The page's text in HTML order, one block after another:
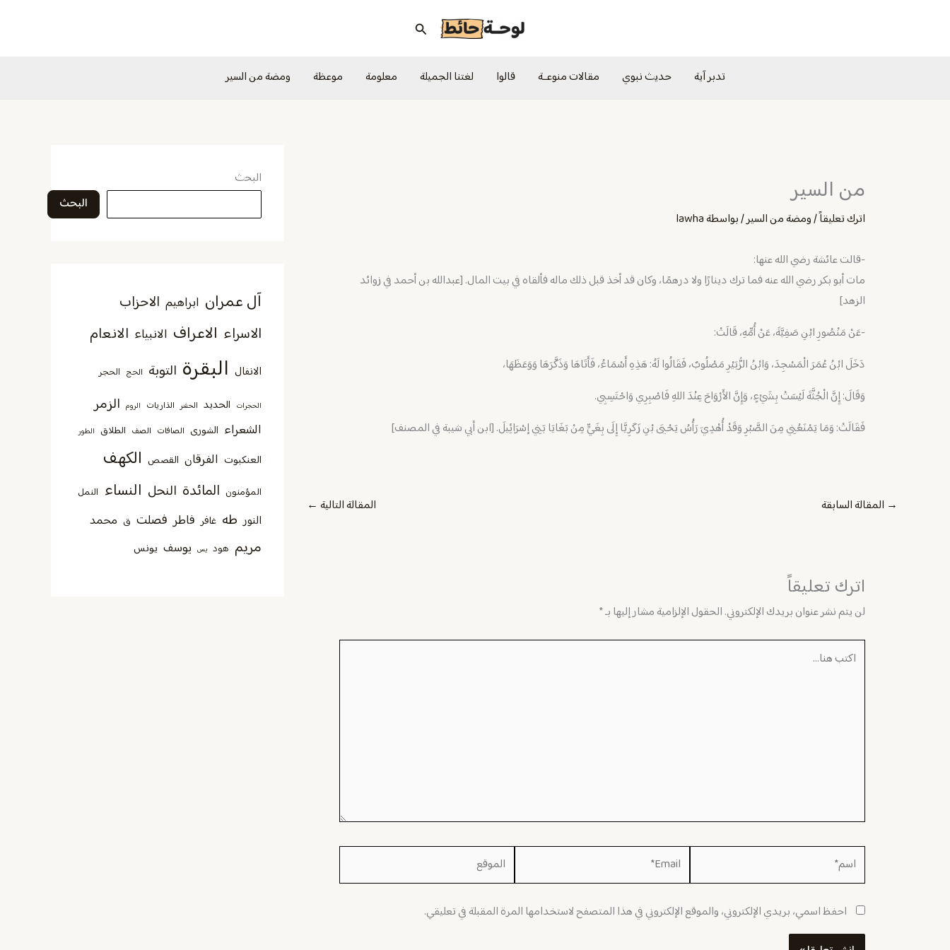
البحث
تدبر آية حديث نبوي مقالات منوعــة قالوا لغتنا الجميلة معلومة موعظة ومضة من السير
من السير
اترك تعليقاً/ومضة من السير/ بواسطةlawha
-قالت عائشة رضي الله عنها:
مات أبو بكر رضي الله عنه فما ترك دينارًا ولا درهمًا، وكان قد أخذ قبل ذلك ماله فألقاه في بيت المال. [عبدالله بن أحمد في زوائد
الزهد]
-عَنْ مَنْصُورِ ابْنِ صَفِيَّةَ، عَنْ أُمِّهِ، قَالَتْ:
دَخَلَ ابْنُ عُمَرَ الْمَسْجِدَ، وَابْنُ الزُّبَيْرِ مَصْلُوبٌ، فَقَالُوا لَهُ: هَذِهِ أَسْمَاءُ، فَأَتَاهَا وَذَكَّرَهَا وَوَعَظَهَا،
وَقَالَ: إِنَّ الْجُثَّةَ لَيْسَتْ بِشَيْءٍ، وَإِنَّ الأَرْوَاحَ عِنْدَ اللهِ فَاصْبِرِي وَاحْتَسِبِي.
فَقَالَتْ: وَمَا يَمْنَعُنِي مِنَ الصَّبْرِ وَقَدْ أُهْدِيَ رَأْسُ يَحْيَى بْنِ زَكَرِيَّا إِلَى بِغَيٍّ مِنْ بَغَايَا بَنِي إسْرَائِيلَ. [ابن أبي شيبة في المصنف]
→ المقالة السابقة المقالة التالية ←
اترك تعليقاً
لن يتم نشر عنوان بريدك الإلكتروني.الحقول الإلزامية مشار إليها بـ*
اكتب
اسم* Email* الموقع
احفظ اسمي، بريدي الإلكتروني، والموقع الإلكتروني في هذا المتصفح لاستخدامها المرة المقبلة في تعليقي.
البحث
البحث
آل عمران ابراهيم الاحزاب
الاسراء الاعراف الانبياء الانعام
الانفال البقرة التوبة الحج الحجر
الحجرات الحديد الحشر الذاريات الروم الزمر
الشعراء الشورى الصافات الصف الطلاق الطور
العنكبوت الفرقان القصص الكهف
المؤمنون المائدة النحل النساء النمل
النور طه غافر فاطر فصلت ق محمد
مريم هود يس يوسف يونس